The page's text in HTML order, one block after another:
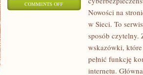
COMMENTS OFFON
REGULACJE
INTERNECIE
Nowości na
w Sieci. To
sposób czytelny.
wskazówki,
pełnić funkcję
internetu.